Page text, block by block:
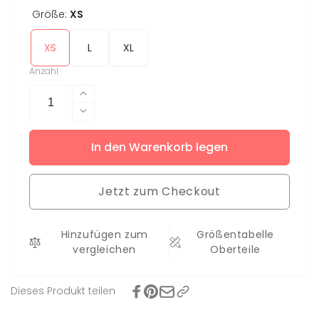
Größe: XS
XS L XL
Anzahl
Erhöhe
die
Menge
für
Lea
Verringere
die
Menge
für
Longsleeve
Lea
In den Warenkorb legen
Jetzt zum Checkout
Hinzufügen zum
vergleichen
Größentabelle
Oberteile
Dieses Produkt teilen